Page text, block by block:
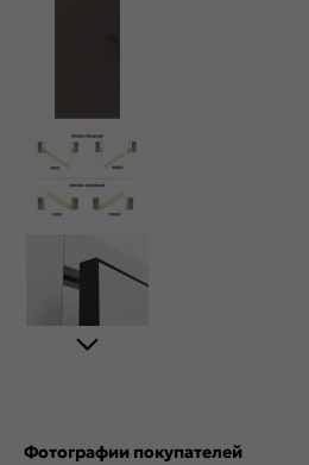
Фотографии покупателей